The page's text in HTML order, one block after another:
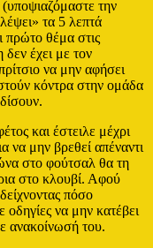
την
τα 5 λεπτά
πρώτο θέμα στις
έχει με τον
να μην αφήσει
κόντρα στην ομάδα
και έστειλε μέχρι
να μην βρεθεί απέναντι
στο φούτσαλ θα τη
στο κλουβί. Αφού
πόσο
να μην κατέβει
ανακοίνωσή του.